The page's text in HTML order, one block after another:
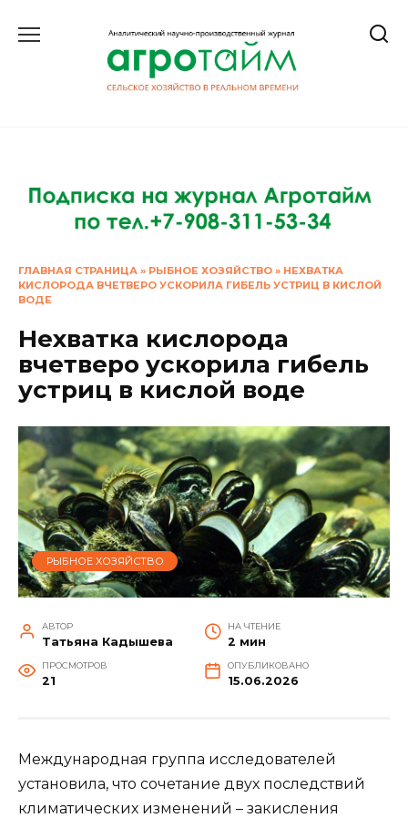
ГЛАВНАЯ СТРАНИЦА » РЫБНОЕ ХОЗЯЙСТВО » НЕХВАТКА
КИСЛОРОДА ВЧЕТВЕРО УСКОРИЛА ГИБЕЛЬ УСТРИЦ В КИСЛОЙ
ВОДЕ
Нехватка кислорода
вчетверо ускорила гибель
устриц в кислой воде
РЫБНОЕ ХОЗЯЙСТВО
АВТОР
Татьяна Кадышева
НА ЧТЕНИЕ
2 мин
ПРОСМОТРОВ
21
ОПУБЛИКОВАНО
15.06.2026
Международная группа исследователей
установила, что сочетание двух последствий
климатических изменений – закисления